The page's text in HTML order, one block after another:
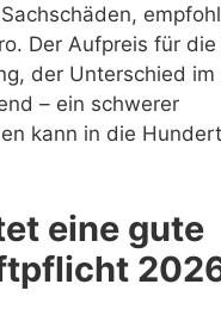
Der Aufpreis für die
der Unterschied im
– ein schwerer
kann in die
eine gute